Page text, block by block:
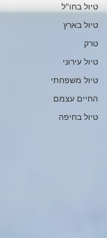
טיול בחו"ל
טיול בארץ
טרק
טיול עירוני
טיול משפחתי
החיים עצמם
טיול בחיפה